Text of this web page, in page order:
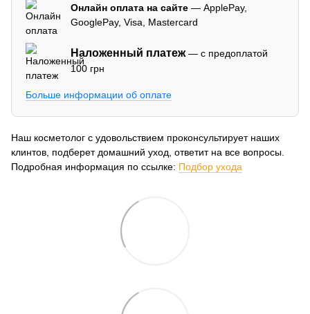
Онлайн оплата на сайте — ApplePay,
GooglePay, Visa, Mastercard
Наложенный платеж— с предоплатой
100 грн
Больше информации об оплате
Наш косметолог с удовольствием проконсультирует наших
клинтов, подберет домашний уход, ответит на все вопросы.
Подробная информация по ссылке: Подбор ухода